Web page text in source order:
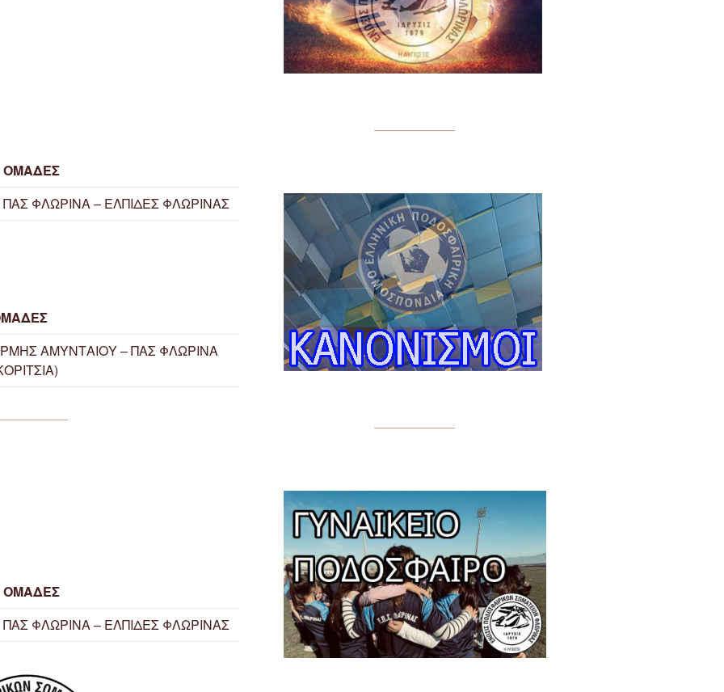
ΟΜΑΔΕΣ
ΠΑΣ ΦΛΩΡΙΝΑ – ΕΛΠΙΔΕΣ ΦΛΩΡΙΝΑΣ
ΑΜΥΝΤΑΙΟΥ – ΠΑΣ ΦΛΩΡΙΝΑ
ΟΜΑΔΕΣ
ΠΑΣ ΦΛΩΡΙΝΑ – ΕΛΠΙΔΕΣ ΦΛΩΡΙΝΑΣ